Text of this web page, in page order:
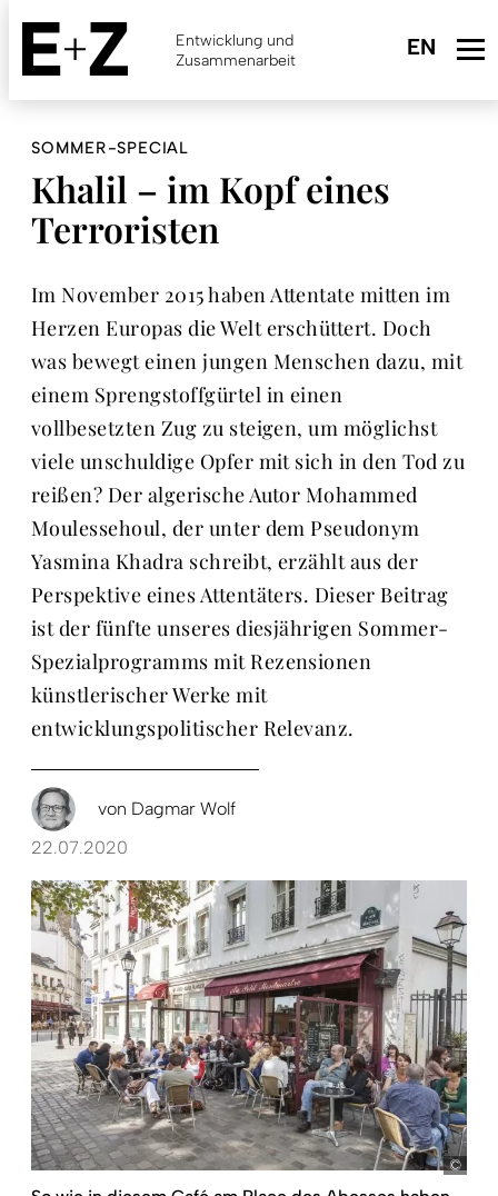
Skip
main
content
Entwicklung und
Zusammenarbeit
SOMMER-SPECIAL
Khalil – im Kopf eines
Terroristen
Im November 2015 haben Attentate mitten im
Herzen Europas die Welt erschüttert. Doch
was bewegt einen jungen Menschen dazu, mit
einem Sprengstoffgürtel in einen
vollbesetzten Zug zu steigen, um möglichst
viele unschuldige Opfer mit sich in den Tod zu
reißen? Der algerische Autor Mohammed
Moulessehoul, der unter dem Pseudonym
Yasmina Khadra schreibt, erzählt aus der
Perspektive eines Attentäters. Dieser Beitrag
ist der fünfte unseres diesjährigen Sommer-
Spezialprogramms mit Rezensionen
künstlerischer Werke mit
entwicklungspolitischer Relevanz.
von Dagmar Wolf
22.07.2020